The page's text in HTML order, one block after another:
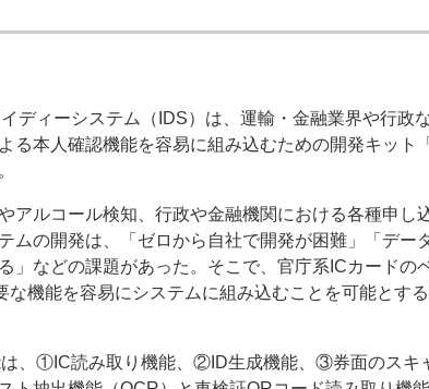
問い合わせ
ディーシステム（IDS）は、運輸・金融業界や行政
る本人確認機能を容易に組み込むための開発キット
ルコール検知、行政や金融機関における各種申し
ムの開発は、「ゼロから自社で開発が困難」「デー
」などの課題があった。そこで、官庁系ICカードの
機能を容易にシステムに組み込むことを可能とす
は、①IC読み取り機能、②ID生成機能、③券面のスキ